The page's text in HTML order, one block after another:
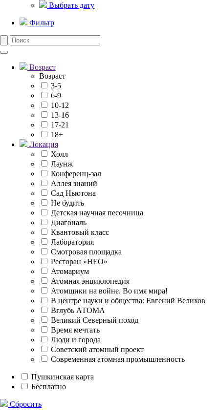
Выбрать дату
Фильтр
Возраст
Возраст
3-5
6-9
10-12
13-16
17-21
18+
Локация
Холл
Лаунж
Конференц-зал
Аллея знаний
Сад Ньютона
Не будить
Детская научная песочница
Диагональ
Квантовый класс
Лаборатория
Смотровая площадка
Ресторан «НЕО»
Атомариум
Атомная энциклопедия
Атомщики на войне. Во имя мира!
В центре науки и общества: Евгений Велихов
Вглубь АТОМА
Великий Северный поход
Время мечтать
Люди и города
Советский атомный проект
Современная атомная промышленность
Пушкинская карта
Бесплатно
Сбросить